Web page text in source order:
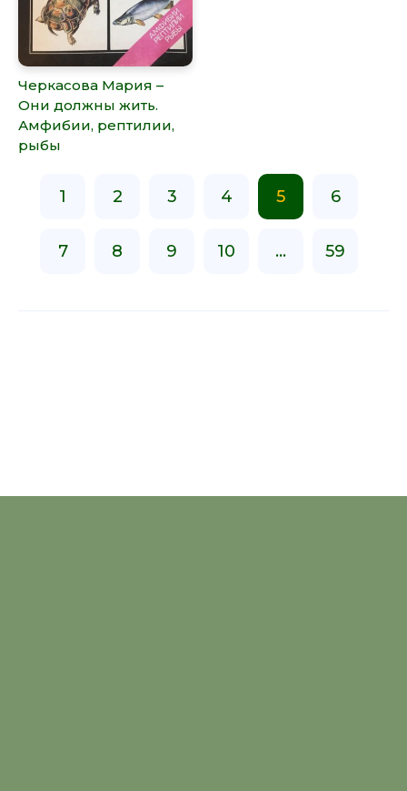
Черкасова Мария –
Они должны жить.
Амфибии, рептилии,
рыбы
1 2 3 4 5 6
7 8 9 10 ... 59